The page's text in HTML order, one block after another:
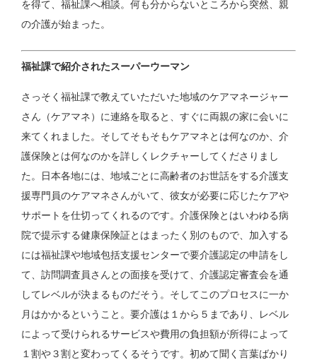
を得て、福祉課へ相談。何も分からないところから突然、親
の介護が始まった。
福祉課で紹介されたスーパーウーマン
さっそく福祉課で教えていただいた地域のケアマネージャー
さん（ケアマネ）に連絡を取ると、すぐに両親の家に会いに
来てくれました。そしてそもそもケアマネとは何なのか、介
護保険とは何なのかを詳しくレクチャーしてくださりまし
た。日本各地には、地域ごとに高齢者のお世話をする介護支
援専門員のケアマネさんがいて、彼女が必要に応じたケアや
サポートを仕切ってくれるのです。介護保険とはいわゆる病
院で提示する健康保険証とはまったく別のもので、加入する
には福祉課や地域包括支援センターで要介護認定の申請をし
て、訪問調査員さんとの面接を受けて、介護認定審査会を通
してレベルが決まるものだそう。そしてこのプロセスに一か
月はかかるということ。要介護は１から５まであり、レベル
によって受けられるサービスや費用の負担額が所得によって
１割や３割と変わってくるそうです。初めて聞く言葉ばかり